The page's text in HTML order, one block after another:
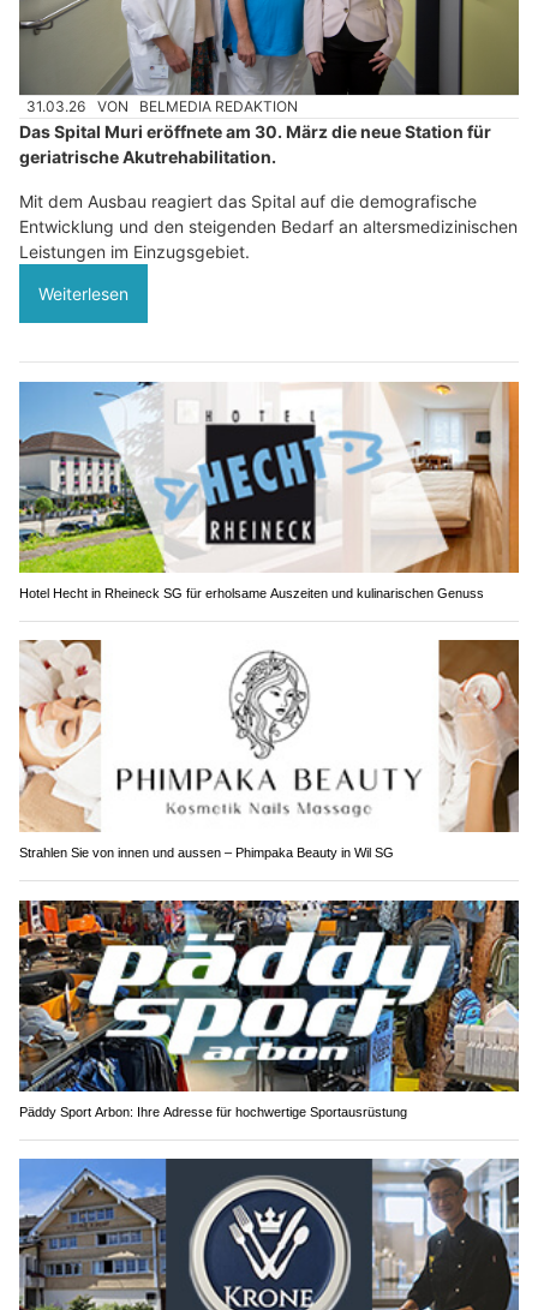
31.03.26 VON BELMEDIA REDAKTION
Das Spital Muri eröffnete am 30. März die neue Station für
geriatrische Akutrehabilitation.
Mit dem Ausbau reagiert das Spital auf die demografische
Entwicklung und den steigenden Bedarf an altersmedizinischen
Leistungen im Einzugsgebiet.
Weiterlesen
Hotel Hecht in Rheineck SG für erholsame Auszeiten und kulinarischen Genuss
Strahlen Sie von innen und aussen – Phimpaka Beauty in Wil SG
Päddy Sport Arbon: Ihre Adresse für hochwertige Sportausrüstung